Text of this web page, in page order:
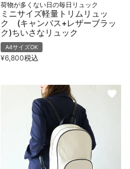
荷物が多くない日の毎日リュック
ミニサイズ軽量トリムリュッ
ク (キャンバス+レザーブラッ
ク)ちいさなリュック
A4サイズOK
¥6,800税込